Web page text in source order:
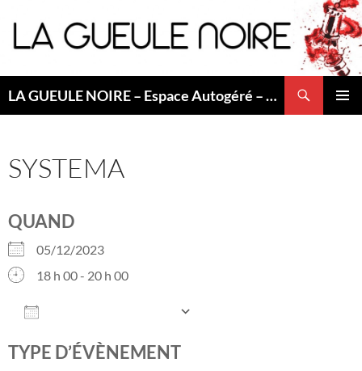
au
contenu
LA GUEULE NOIRE – Espace Autogéré – Saint Etienne
SYSTEMA
QUAND
05/12/2023
18 h 00 - 20 h 00
TYPE D’ÉVÈNEMENT